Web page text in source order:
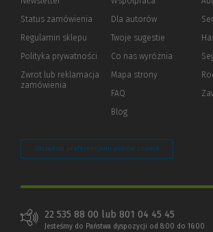
Status zamówienia
Regulamin sklepu
Polityka prywatności (Nowe
(Link
innej
Zwrot lub reklamacja
zamówienia
Dla autorów(Nowe
(Link
innej
Twoje sugestie
Co nas wyróżnia
Mapa strony
FAQ
Blog
Zarządzaj preferencjami plików cookie
22 535 88 00 lub 801 04 45 45
Jesteśmy do Państwa dyspozycji od 8:00 do 16:00